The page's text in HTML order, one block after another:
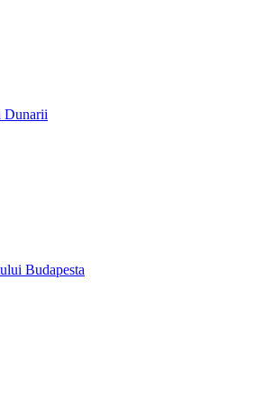
Dunarii
Budapesta